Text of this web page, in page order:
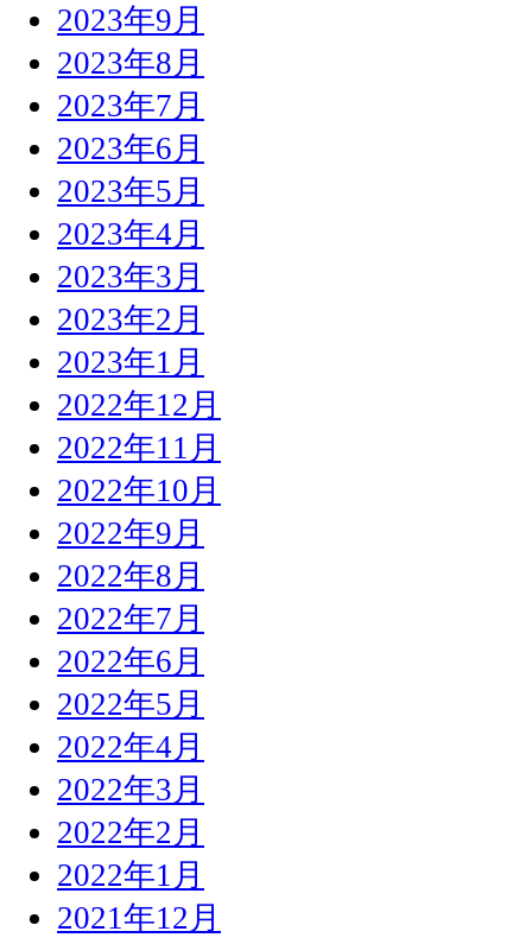
2023年9月
2023年8月
2023年7月
2023年6月
2023年5月
2023年4月
2023年3月
2023年2月
2023年1月
2022年12月
2022年11月
2022年10月
2022年9月
2022年8月
2022年7月
2022年6月
2022年5月
2022年4月
2022年3月
2022年2月
2022年1月
2021年12月